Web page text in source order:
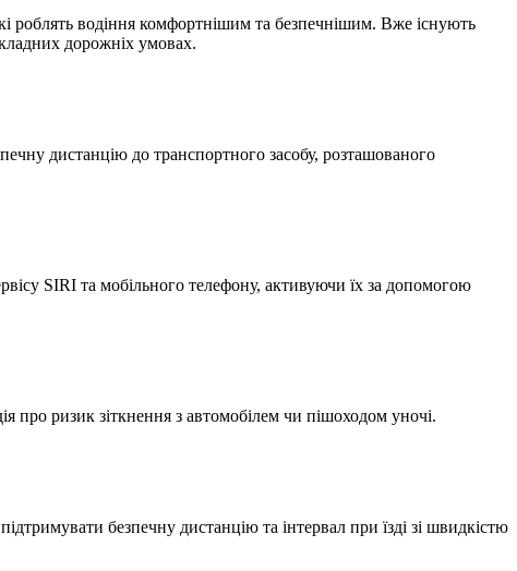
роблять водіння комфортнішим та безпечнішим. Вже існують
дорожніх умовах.
дистанцію до транспортного засобу, розташованого
SIRI та мобільного телефону, активуючи їх за допомогою
про ризик зіткнення з автомобілем чи пішоходом уночі.
безпечну дистанцію та інтервал при їзді зі швидкістю